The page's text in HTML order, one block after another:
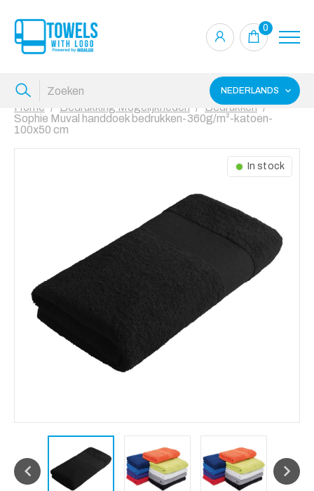
0
NEDERLANDS
Home Bedrukking Mogelijkheden
Bedrukken
Sophie Muval handdoek bedrukken-360g/m²-katoen-
100x50 cm
In stock